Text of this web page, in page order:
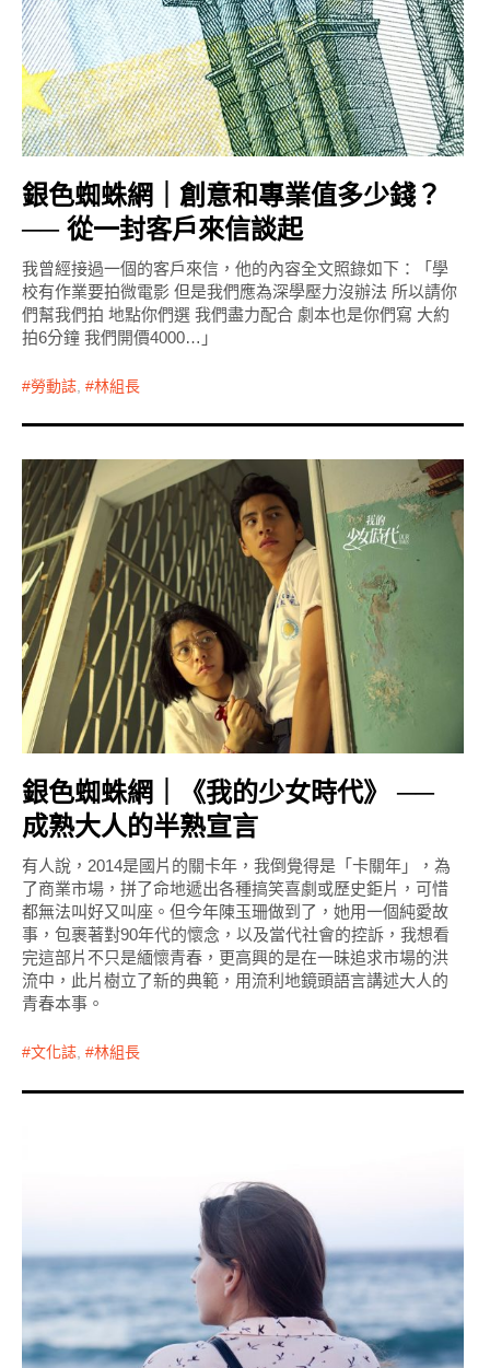
銀色蜘蛛網｜創意和專業值多少錢？
── 從一封客戶來信談起
我曾經接過一個的客戶來信，他的內容全文照錄如下：「學
校有作業要拍微電影 但是我們應為深學壓力沒辦法 所以請你
們幫我們拍 地點你們選 我們盡力配合 劇本也是你們寫 大約
拍6分鐘 我們開價4000…」
勞動誌 , 林組長
銀色蜘蛛網｜《我的少女時代》 ──
成熟大人的半熟宣言
有人說，2014是國片的關卡年，我倒覺得是「卡關年」，為
了商業市場，拼了命地遞出各種搞笑喜劇或歷史鉅片，可惜
都無法叫好又叫座。但今年陳玉珊做到了，她用一個純愛故
事，包裹著對90年代的懷念，以及當代社會的控訴，我想看
完這部片不只是緬懷青春，更高興的是在一昧追求市場的洪
流中，此片樹立了新的典範，用流利地鏡頭語言講述大人的
青春本事。
文化誌 , 林組長